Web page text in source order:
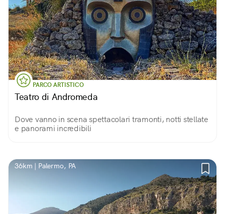
PARCO ARTISTICO
Teatro di Andromeda
Dove vanno in scena spettacolari tramonti, notti stellate
e panorami incredibili
36km | Palermo, PA